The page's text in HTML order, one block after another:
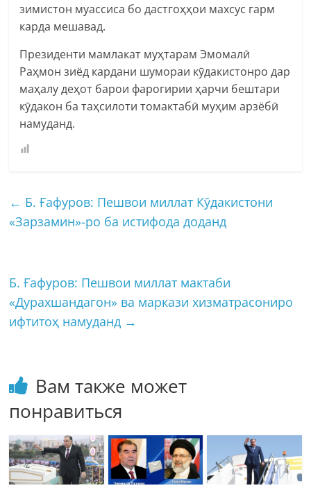
зимистон муассиса бо дастгоҳҳои махсус гарм
карда мешавад.
Президенти мамлакат муҳтарам Эмомалӣ
Раҳмон зиёд кардани шумораи кӯдакистонро дар
маҳалу деҳот барои фарогирии ҳарчи бештари
кӯдакон ба таҳсилоти томактабӣ муҳим арзёбӣ
намуданд.
← Б. Ғафуров: Пешвои миллат Кӯдакистони
«Зарзамин»-ро ба истифода доданд
Б. Ғафуров: Пешвои миллат мактаби
«Дурахшандагон» ва маркази хизматрасониро
ифтитоҳ намуданд →
Вам также может
понравиться